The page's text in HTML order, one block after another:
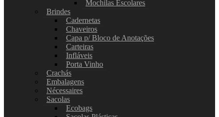
Mochilas Escolares
Brindes
Cadernetas
Chaveiros
Capa p/ Bloco de Anotações
Carteiras
Infláveis
Porta Vinho
Crachás
Embalagens
Nécessaires
Sacolas
Ecobags